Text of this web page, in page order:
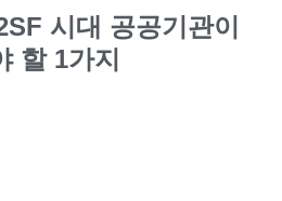
시대 공공기관이
할 1가지